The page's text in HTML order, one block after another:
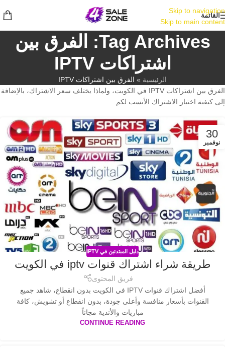
Skip to navigation
Skip to main content
القائمة
Tag Archives: الفرق بين
اشتراكات IPTV
الرئيسية » الفرق بين اشتراكات IPTV
الفرق بين اشتراكات IPTV في الكويت، ولماذا يختلف سعر الاشتراك، بالإضافة
إلى كيفية اختيار الاشتراك الأنسب لكم.
30
نوفمبر
دليل المبتدئين في IPTV
طريقة شراء اشتراك قنوات iptv في الكويت
فريق المحتوى
أفضل اشتراك قنوات IPTV في الكويت بدون انقطاع، شاهد جميع
القنوات بأسعار منافسة وأعلى جودة، بدون انقطاع أو تشويش، كافة
مباريات والأندية مجاناً
CONTINUE READING